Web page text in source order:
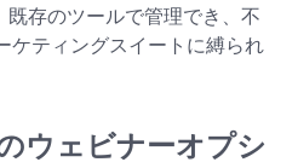
存のツールで管理でき、不
ケティングスイートに縛られ
ウェビナーオプシ